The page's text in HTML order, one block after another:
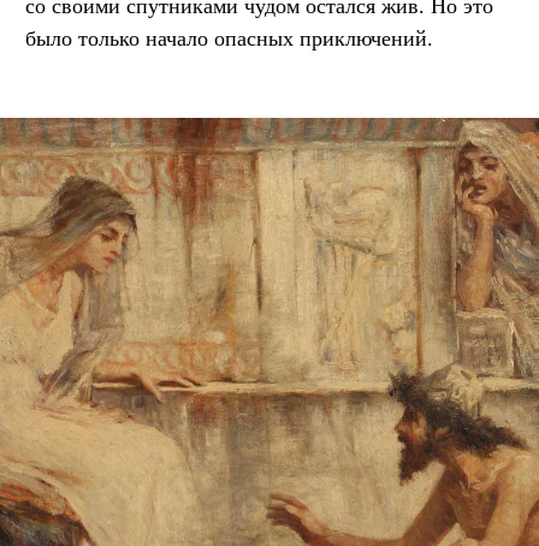
со своими спутниками чудом остался жив. Но это
было только начало опасных приключений.